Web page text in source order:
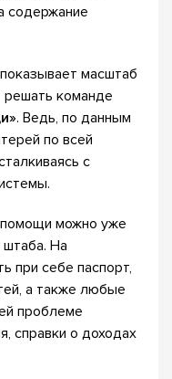
содержание
масштаб
команде
. Ведь, по данным
по всей
с
помощи можно уже
На
при себе паспорт,
а также любые
проблеме
справки о доходах